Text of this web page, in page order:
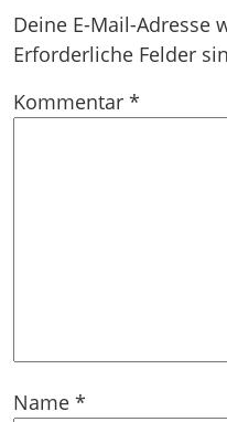
Deine E-Mail-Adresse
Erforderliche Felder
Kommentar *
Name *